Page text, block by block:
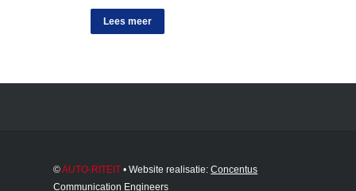
Lees meer
©AUTO-RITEIT • Website realisatie:Concentus
Communication Engineers